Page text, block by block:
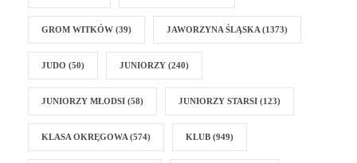
GROM WITKÓW (39) JAWORZYNA ŚLĄSKA (1373)
JUDO (50) JUNIORZY (240)
JUNIORZY MŁODSI (58) JUNIORZY STARSI (123)
KLASA OKRĘGOWA (574) KLUB (949)